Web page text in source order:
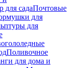
для садаПочтовые
для
для
Поливочное
для дома и